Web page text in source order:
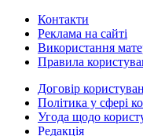
Контакти
Реклама на сайті
Використання
Правила
Договір
Політика у сфері
Угода щодо
Редакція